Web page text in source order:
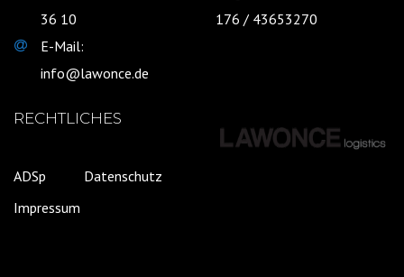
36 10
E-Mail:
info@lawonce.de
176 / 43653270
RECHTLICHES
ADSp
Datenschutz
Impressum